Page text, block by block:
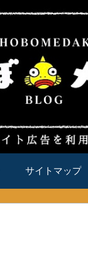
サイトマップ